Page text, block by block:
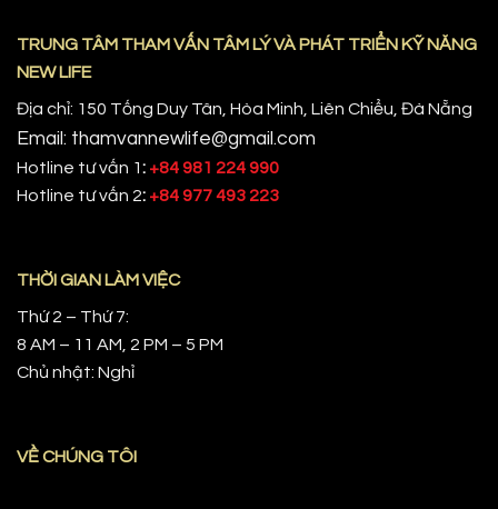
TRUNG TÂM THAM VẤN TÂM LÝ VÀ PHÁT TRIỂN KỸ NĂNG
NEW LIFE
Địa chỉ: 150 Tống Duy Tân, Hòa Minh, Liên Chiểu, Đà Nẵng
Email: thamvannewlife@gmail.com
Hotline tư vấn 1: +84 981 224 990
Hotline tư vấn 2: +84 977 493 223
THỜI GIAN LÀM VIỆC
Thứ 2 – Thứ 7:
8 AM – 11 AM, 2 PM – 5 PM
Chủ nhật: Nghỉ
VỀ CHÚNG TÔI